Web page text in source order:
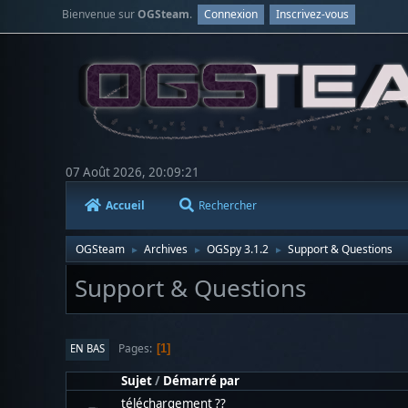
Bienvenue surOGSteam. Connexion Inscrivez-vous
07 Août 2026, 20:09:21
Accueil Rechercher
OGSteam ► Archives ► OGSpy 3.1.2 ► Support & Questions
Support & Questions
EN BAS Pages 1
Sujet/ Démarré par
téléchargement ??